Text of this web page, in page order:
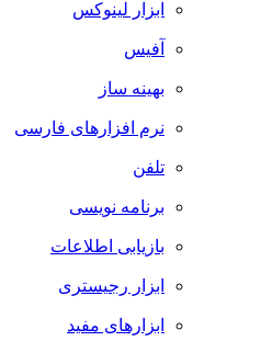
ابزار لینوکس
آفیس
بهینه ساز
نرم افزارهای فارسی
تلفن
برنامه نویسی
بازیابی اطلاعات
ابزار رجیستری
ابزارهای مفید